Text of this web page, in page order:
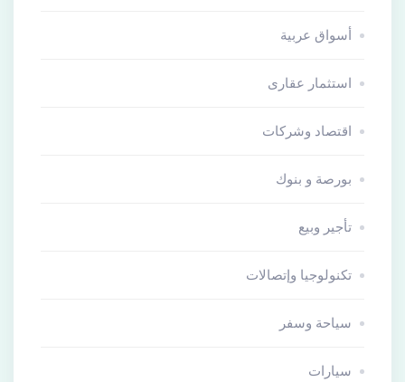
أسواق عربية
استثمار عقارى
اقتصاد وشركات
بورصة و بنوك
تأجير وبيع
تكنولوجيا وإتصالات
سياحة وسفر
سيارات